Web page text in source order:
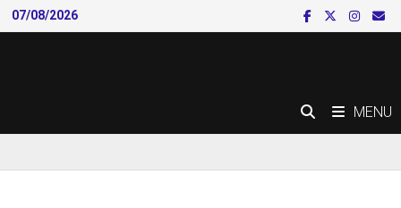
Skip
to
07/08/2026
MENU